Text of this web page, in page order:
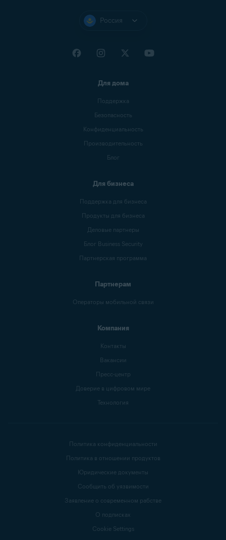
Россия
Для дома
Поддержка
Безопасность
Конфиденциальность
Производительность
Блог
Для бизнеса
Поддержка для бизнеса
Продукты для бизнеса
Деловые партнеры
Блог Business Security
Партнерская программа
Партнерам
Операторы мобильной связи
Компания
Контакты
Вакансии
Пресс-центр
Доверие в цифровом мире
Технология
Политика конфиденциальности
Политика в отношении продуктов
Юридические документы
Сообщить об уязвимости
Заявление о современном рабстве
О подписках
Cookie Settings